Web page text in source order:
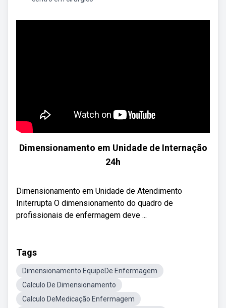
Dimensionamento em Unidade de Internação
24h
Dimensionamento em Unidade de Atendimento
Initerrupta O dimensionamento do quadro de
profissionais de enfermagem deve ...
Tags
Dimensionamento EquipeDe Enfermagem
Calculo De Dimensionamento
Calculo DeMedicação Enfermagem